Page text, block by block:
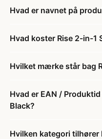
Hvad er navnet på
Hvad koster Rise 2-in-1
Hvilket mærke står bag
Hvad er EAN /
Black?
Hvilken kategori tilhører